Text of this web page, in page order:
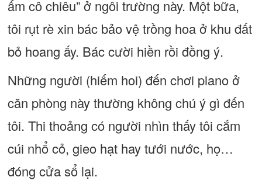
ấm cô chiêu” ở ngôi trường này. Một bữa,
tôi rụt rè xin bác bảo vệ trồng hoa ở khu đất
bỏ hoang ấy. Bác cười hiền rồi đồng ý.
Những người (hiếm hoi) đến chơi piano ở
căn phòng này thường không chú ý gì đến
tôi. Thi thoảng có người nhìn thấy tôi cắm
cúi nhổ cỏ, gieo hạt hay tưới nước, họ…
đóng cửa sổ lại.